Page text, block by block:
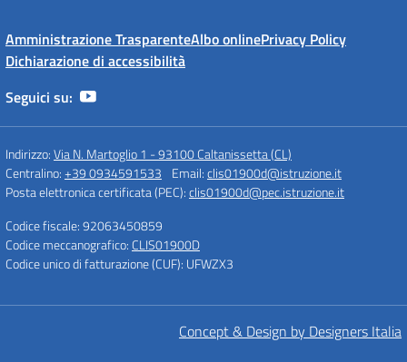
Amministrazione TrasparenteAlbo onlinePrivacy Policy
Dichiarazione di accessibilità
Seguici su:
Indirizzo:Via N. Martoglio 1 - 93100 Caltanissetta (CL)
Centralino:+39 0934591533 Email:clis01900d@istruzione.it
Posta elettronica certificata (PEC):clis01900d@pec.istruzione.it
Codice fiscale: 92063450859
Codice meccanografico: CLIS01900D
Codice unico di fatturazione (CUF): UFWZX3
Concept & Design by Designers Italia